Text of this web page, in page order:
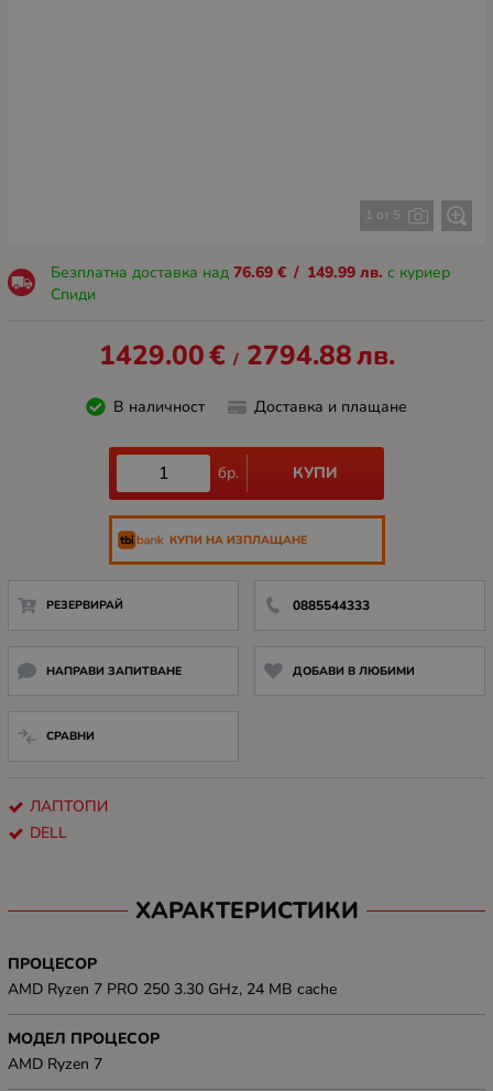
1 от 5
Безплатна доставка над 76.69 € / 149.99 лв. с куриер
Спиди
1429.00€ / 2794.88лв.
В наличност Доставка и плащане
бр. КУПИ
КУПИ НА ИЗПЛАЩАНЕ
РЕЗЕРВИРАЙ 0885544333
НАПРАВИ ЗАПИТВАНЕ ДОБАВИ В ЛЮБИМИ
СРАВНИ
ЛАПТОПИ
DELL
ХАРАКТЕРИСТИКИ
ПРОЦЕСОР
AMD Ryzen 7 PRO 250 3.30 GHz, 24 MB cache
МОДЕЛ ПРОЦЕСОР
AMD Ryzen 7